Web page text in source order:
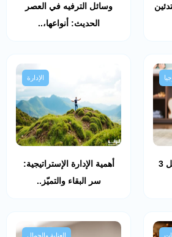
وسائل الترفيه في العصر
الحديث: أنواعها،..
ألعاب تنمية مهارات طفل 3
الإدارة
أهمية الإدارة الإستراتيجية:
سر البقاء والتميّز..
العناية والجمال